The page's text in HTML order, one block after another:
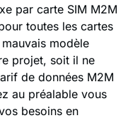
par carte SIM M2M
toutes les cartes
modèle
projet, soit il ne
de données M2M
au préalable vous
besoins en